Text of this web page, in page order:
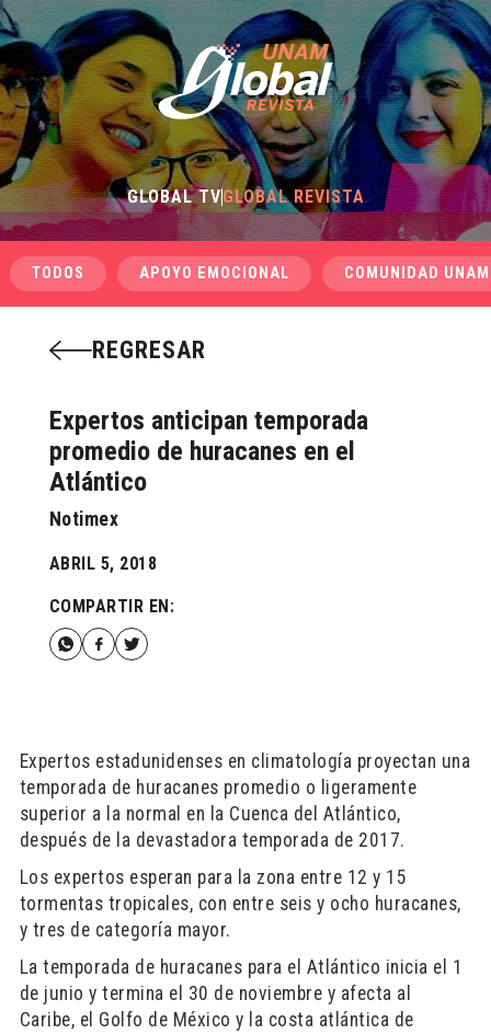
GLOBAL TVGLOBAL REVISTA
TODOS APOYO EMOCIONAL COMUNIDAD UNAM
REGRESAR
Expertos anticipan temporada
promedio de huracanes en el
Atlántico
Notimex
ABRIL 5, 2018
COMPARTIR EN:
Expertos estadunidenses en climatología proyectan una
temporada de huracanes promedio o ligeramente
superior a la normal en la Cuenca del Atlántico,
después de la devastadora temporada de 2017.
Los expertos esperan para la zona entre 12 y 15
tormentas tropicales, con entre seis y ocho huracanes,
y tres de categoría mayor.
La temporada de huracanes para el Atlántico inicia el 1
de junio y termina el 30 de noviembre y afecta al
Caribe, el Golfo de México y la costa atlántica de